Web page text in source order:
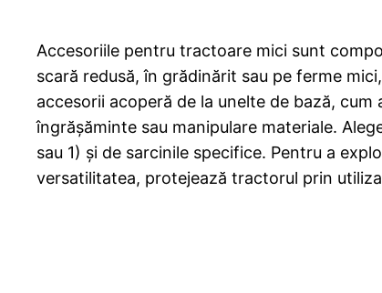
Accesoriile pentru tractoare mici sunt
scară redusă, în grădinărit sau pe ferme
accesorii acoperă de la unelte de bază,
îngrășăminte sau manipulare materiale.
sau 1) și de sarcinile specifice. Pentru a
versatilitatea, protejează tractorul prin